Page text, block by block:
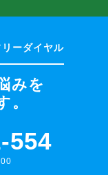
みを
。
554